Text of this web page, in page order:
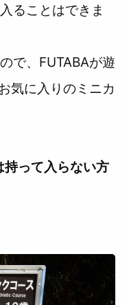
ることはできま
で、FUTABAが遊
気に入りのミニカ
持って入らない方